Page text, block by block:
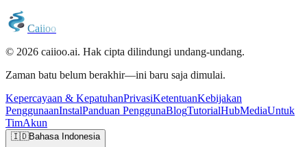
Caiioo
© 2026 caiioo.ai. Hak cipta dilindungi undang-undang.
Zaman batu belum berakhir—ini baru saja dimulai.
Kepercayaan & KepatuhanPrivasiKetentuanKebijakan
PenggunaanInstalPanduan PenggunaBlogTutorialHubMediaUntuk
TimAkun
🇮🇩Bahasa Indonesia